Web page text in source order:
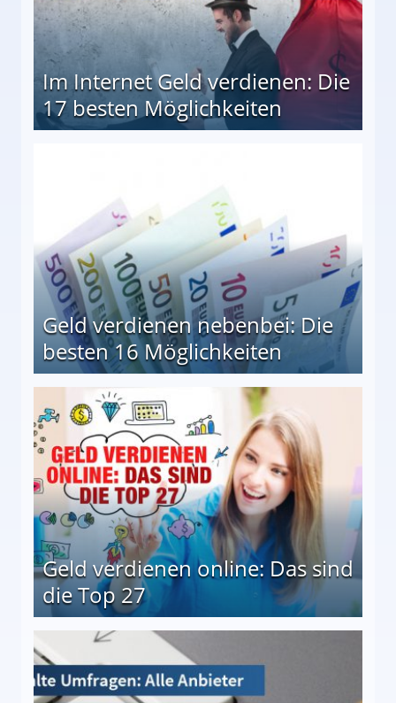
Im Internet Geld verdienen: Die
17 besten Möglichkeiten
Geld verdienen nebenbei: Die
besten 16 Möglichkeiten
Geld verdienen online: Das sind
die Top 27